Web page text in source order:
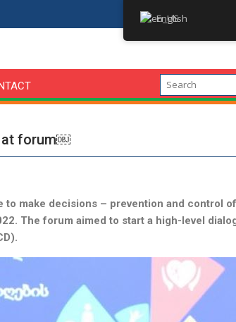
პოლიტიკის დიალოგი:
at forum￼
to make decisions – prevention and control
The forum aimed to start a high-level
English